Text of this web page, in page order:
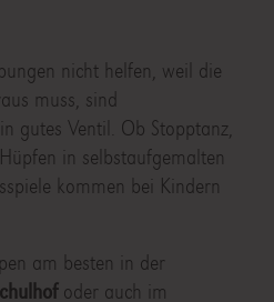
nicht helfen, weil die
muss, sind
gutes Ventil. Ob Stopptanz,
in selbstaufgemalten
kommen bei Kindern
am besten in der
oder auch im